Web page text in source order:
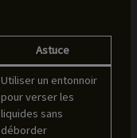
Astuce
Utiliser un entonnoir
pour verser les
liquides sans
déborder